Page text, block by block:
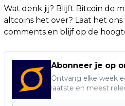
Wat denk jij? Blijft Bitcoin de
altcoins het over? Laat het
comments en blijf op de
Abonneer je op
Ontvang elke week
laatste en meest